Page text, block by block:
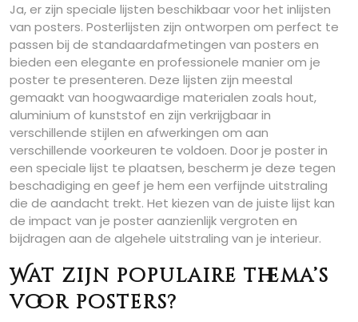
Ja, er zijn speciale lijsten beschikbaar voor het inlijsten
van posters. Posterlijsten zijn ontworpen om perfect te
passen bij de standaardafmetingen van posters en
bieden een elegante en professionele manier om je
poster te presenteren. Deze lijsten zijn meestal
gemaakt van hoogwaardige materialen zoals hout,
aluminium of kunststof en zijn verkrijgbaar in
verschillende stijlen en afwerkingen om aan
verschillende voorkeuren te voldoen. Door je poster in
een speciale lijst te plaatsen, bescherm je deze tegen
beschadiging en geef je hem een verfijnde uitstraling
die de aandacht trekt. Het kiezen van de juiste lijst kan
de impact van je poster aanzienlijk vergroten en
bijdragen aan de algehele uitstraling van je interieur.
Wat zijn populaire thema’s
voor posters?